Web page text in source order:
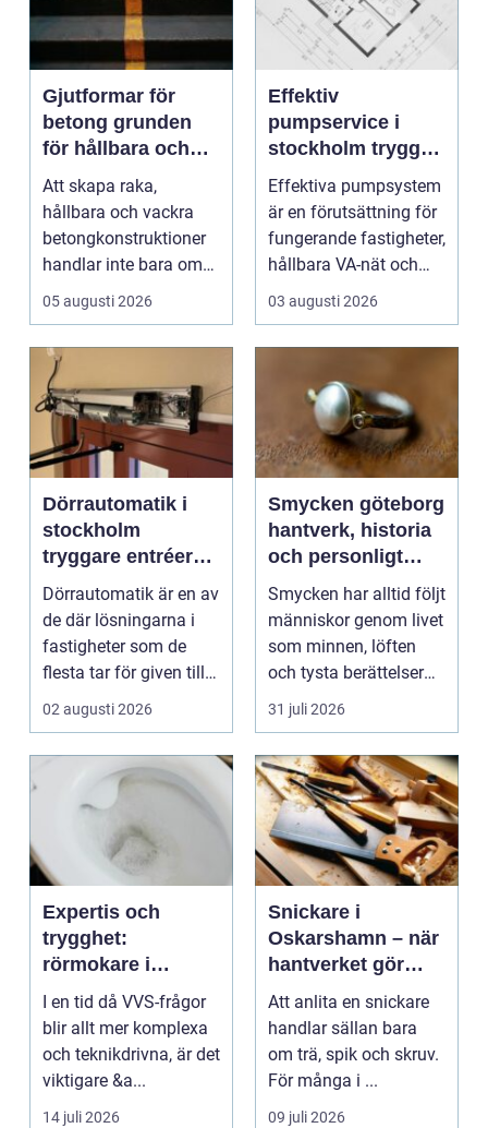
Gjutformar för
betong grunden
för hållbara och
precisa
konstruktioner
Att skapa raka,
hållbara och vackra
betongkonstruktioner
handlar inte bara om
rätt betongrecept elle...
05 augusti 2026
Effektiv
pumpservice i
stockholm trygg
drift utan avbrott
Effektiva pumpsystem
är en förutsättning för
fungerande fastigheter,
hållbara VA-nät och
trygg hante...
03 augusti 2026
Dörrautomatik i
stockholm
tryggare entréer
och bättre
tillgänglighet
Dörrautomatik är en av
de där lösningarna i
fastigheter som de
flesta tar för given tills
den sakna...
02 augusti 2026
Smycken göteborg
hantverk, historia
och personligt
uttryck
Smycken har alltid följt
människor genom livet
som minnen, löften
och tysta berättelser
nära huden....
31 juli 2026
Expertis och
trygghet:
rörmokare i
jämtland
I en tid då VVS-frågor
blir allt mer komplexa
och teknikdrivna, är det
viktigare &a...
14 juli 2026
Snickare i
Oskarshamn – när
hantverket gör
skillnad i vardagen
Att anlita en snickare
handlar sällan bara
om trä, spik och skruv.
För många i ...
09 juli 2026